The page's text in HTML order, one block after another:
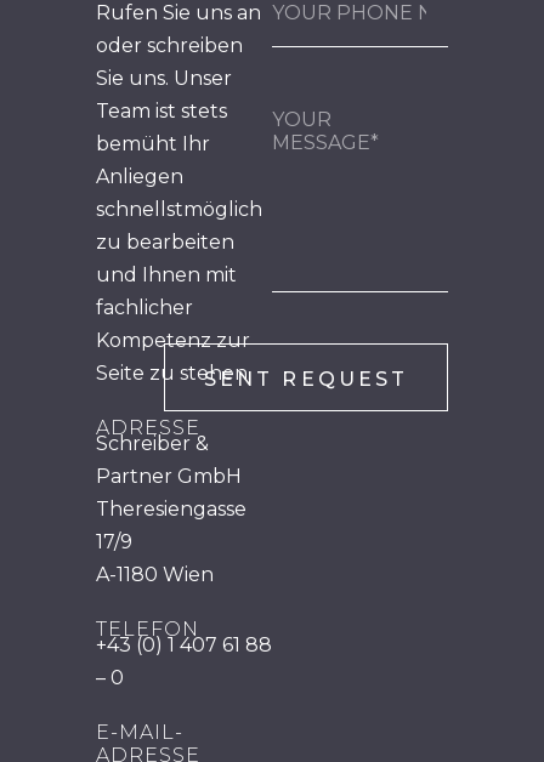
Rufen Sie uns an
oder schreiben
Sie uns. Unser
Team ist stets
bemüht Ihr
Anliegen
schnellstmöglich
zu bearbeiten
und Ihnen mit
fachlicher
Kompetenz zur
Seite zu stehen.
ADRESSE
Schreiber &
Partner GmbH
Theresiengasse
17/9
A-1180 Wien
TELEFON
+43 (0) 1 407 61 88
– 0
E-MAIL-
ADRESSE